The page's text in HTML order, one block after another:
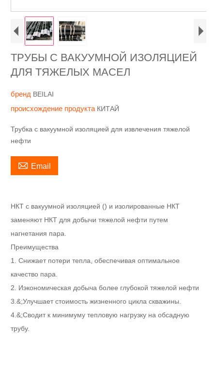
ТРУБЫ С ВАКУУМНОЙ ИЗОЛЯЦИЕЙ
ДЛЯ ТЯЖЕЛЫХ МАСЕЛ
бренд BEILAI
происхождение продукта КИТАЙ
Трубка с вакуумной изоляцией для извлечения тяжелой
нефти
 Email
НКТ с вакуумной изоляцией () и изолированные НКТ
заменяют НКТ для добычи тяжелой нефти путем
нагнетания пара.
Преимущества
1. Снижает потери тепла, обеспечивая оптимальное
качество пара.
2. Иэкономическая добыча более глубокой тяжелой нефти
3.&;Улучшает стоимость жизненного цикла скважины.
4.&;Сводит к минимуму тепловую нагрузку на обсадную
трубу.